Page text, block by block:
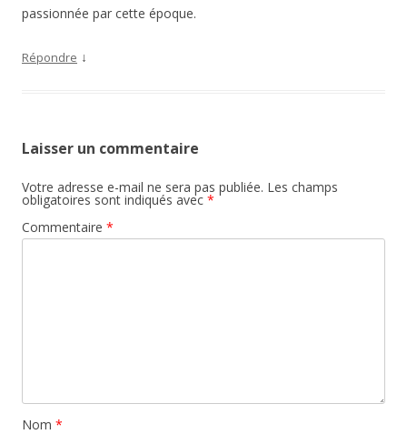
passionnée par cette époque.
Répondre ↓
Laisser un commentaire
Votre adresse e-mail ne sera pas publiée. Les champs
obligatoires sont indiqués avec *
Commentaire *
Nom *